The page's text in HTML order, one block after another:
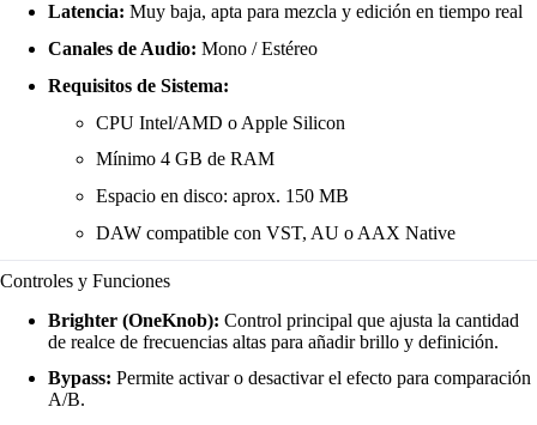
Latencia: Muy baja, apta para mezcla y edición en tiempo real
Canales de Audio: Mono / Estéreo
Requisitos de Sistema:
CPU Intel/AMD o Apple Silicon
Mínimo 4 GB de RAM
Espacio en disco: aprox. 150 MB
DAW compatible con VST, AU o AAX Native
Controles y Funciones
Brighter (OneKnob): Control principal que ajusta la cantidad
de realce de frecuencias altas para añadir brillo y definición.
Bypass: Permite activar o desactivar el efecto para comparación
A/B.